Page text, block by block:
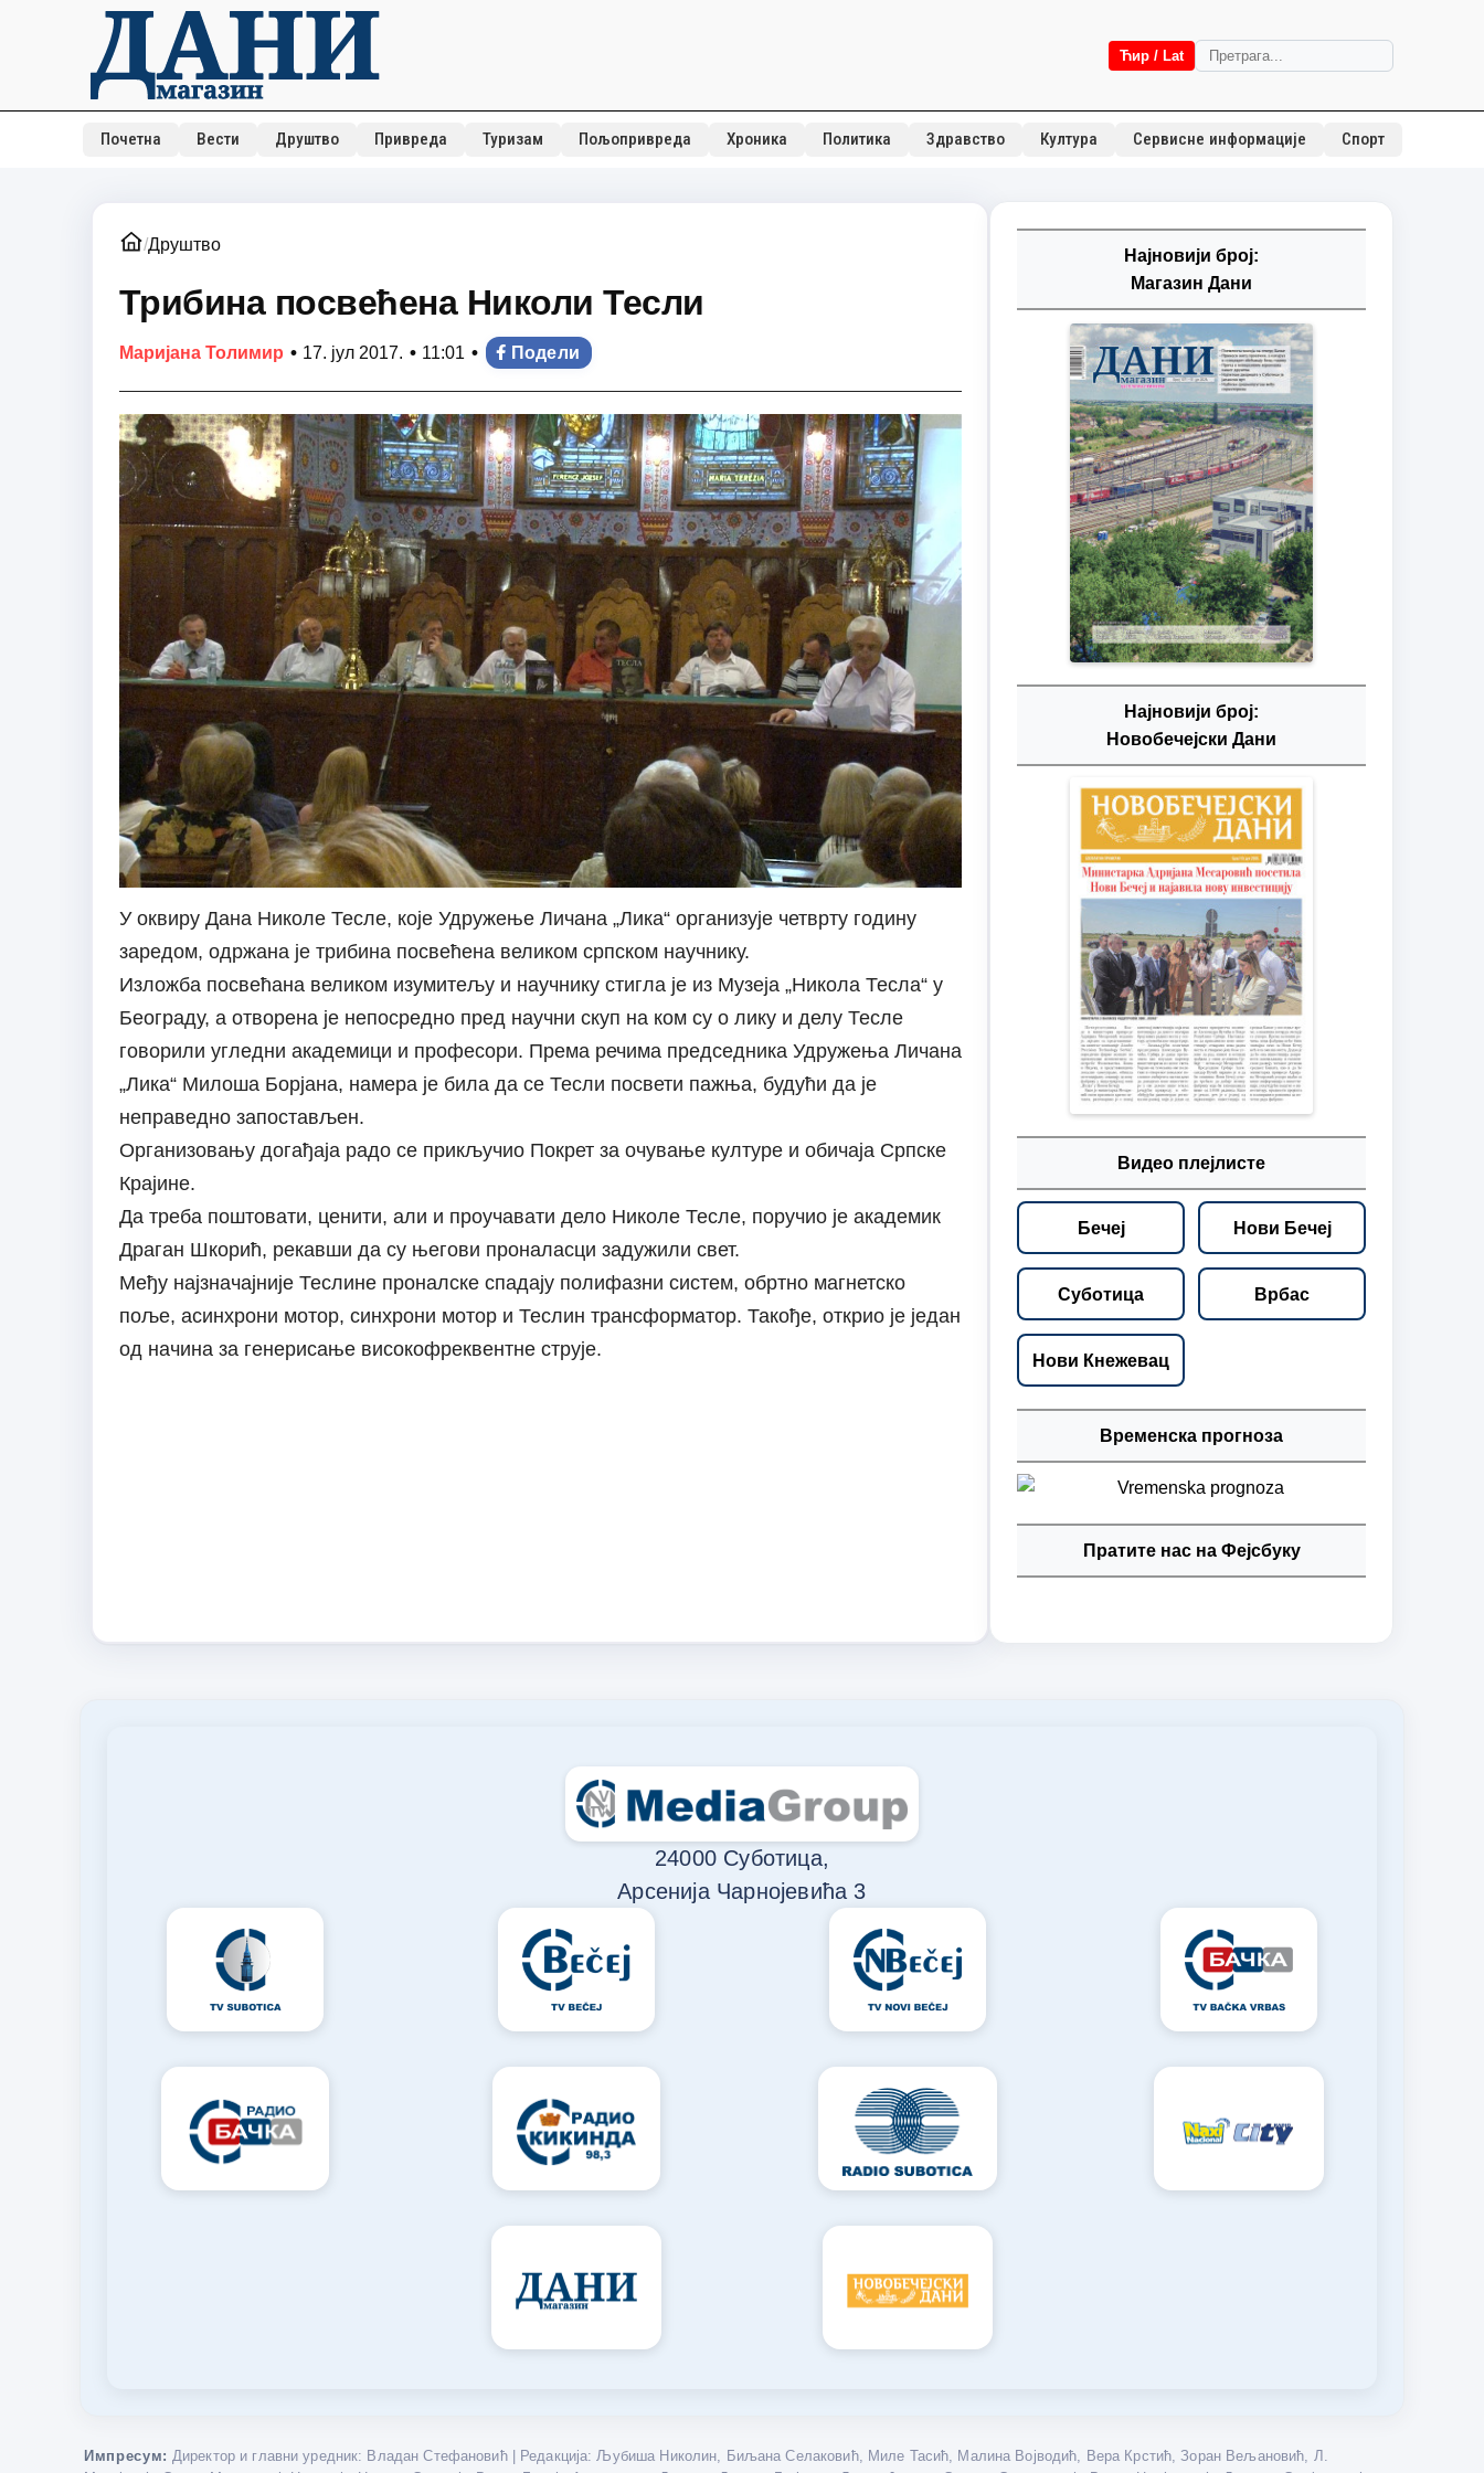
Ћир / Lat
Почетна Вести Друштво Привреда Туризам Пољопривреда Хроника Политика Здравство Култура Сервисне информације Спорт
/Друштво
Трибина посвећена Николи Тесли
Маријана Толимир • 17. јул 2017. • 11:01 • Подели
У оквиру Дана Николе Тесле, које Удружење Личана „Лика“ организује четврту годину
заредом, одржана је трибина посвећена великом српском научнику.
Изложба посвећана великом изумитељу и научнику стигла је из Музеја „Никола Тесла“ у
Београду, а отворена је непосредно пред научни скуп на ком су о лику и делу Тесле
говорили угледни академици и професори. Према речима председника Удружења Личана
„Лика“ Милоша Борјана, намера је била да се Тесли посвети пажња, будући да је
неправедно запостављен.
Организовању догађаја радо се прикључио Покрет за очување културе и обичаја Српске
Крајине.
Да треба поштовати, ценити, али и проучавати дело Николе Тесле, поручио је академик
Драган Шкорић, рекавши да су његови проналасци задужили свет.
Међу најзначајније Теслине проналске спадају полифазни систем, обртно магнетско
поље, асинхрони мотор, синхрони мотор и Теслин трансформатор. Такође, открио је један
од начина за генерисање високофреквентне струје.
Најновији број:
Магазин Дани
Најновији број:
Новобечејски Дани
Видео плејлисте
Бечеј Нови Бечеј
Суботица Врбас
Нови Кнежевац
Временска прогноза
Пратите нас на Фејсбуку
24000 Суботица,
Арсенија Чарнојевића 3
Импресум: Директор и главни уредник: Владан Стефановић | Редакција: Љубиша Николин, Биљана Селаковић, Миле Тасић, Малина Војводић, Вера Крстић, Зоран Вељановић, Л.